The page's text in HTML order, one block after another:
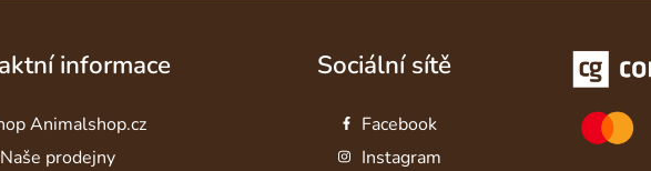
informace
Animalshop.cz
Naše prodejny
Sociální sítě
Facebook
Instagram